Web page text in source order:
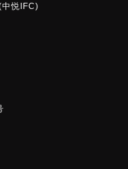
悦IFC)